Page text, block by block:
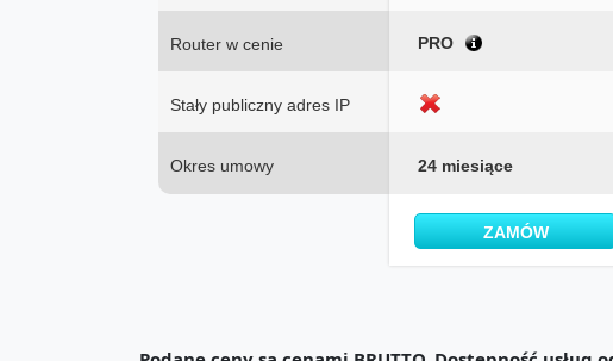
Router w cenie
Stały publiczny adres IP
Okres umowy
PRO
24 miesiące
ZAMÓW